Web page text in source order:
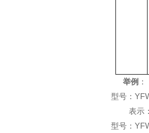
举例 ：
型号：
表示
型号：